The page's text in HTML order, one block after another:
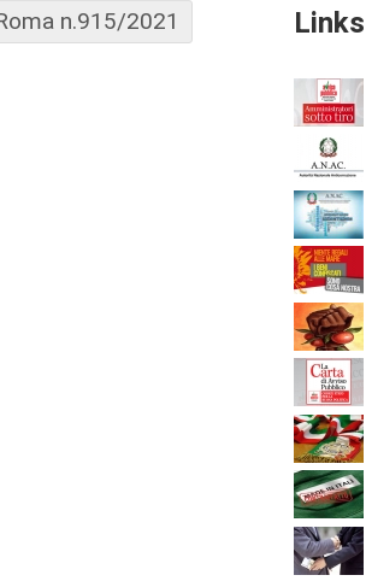
n.915/2021
Links